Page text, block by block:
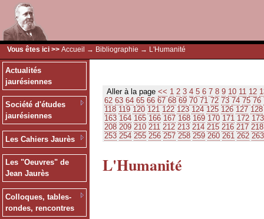
Vous êtes ici >> Accueil → Bibliographie → L'Humanité
Actualités
jaurésiennes
Société d'études
jaurésiennes
Les Cahiers Jaurès
Les "Oeuvres" de
Jean Jaurès
Colloques, tables-
rondes, rencontres
Aller à la page << 1 2 3 4 5 6 7 8 9 10 11 12
62 63 64 65 66 67 68 69 70 71 72 73 74 75 76
118 119 120 121 122 123 124 125 126 127 128
163 164 165 166 167 168 169 170 171 172 173
208 209 210 211 212 213 214 215 216 217 218
253 254 255 256 257 258 259 260 261 262 263
L'Humanité